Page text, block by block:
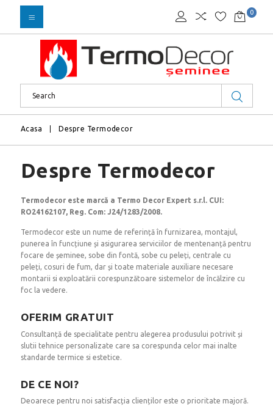
0
Acasa Despre Termodecor
Despre Termodecor
Termodecor este marcă a Termo Decor Expert s.r.l. CUI:
RO24162107, Reg. Com: J24/1283/2008.
Termodecor este un nume de referință în furnizarea, montajul,
punerea în funcțiune și asigurarea serviciilor de mentenanță pentru
focare de șeminee, sobe din fontă, sobe cu peleți, centrale cu
peleți, cosuri de fum, dar și toate materiale auxiliare necesare
montarii si exploatării corespunzătoare sistemelor de încălzire cu
foc la vedere.
OFERIM GRATUIT
Consultanță de specialitate pentru alegerea produsului potrivit și
slutii tehnice personalizate care sa corespunda celor mai inalte
standarde termice si estetice.
DE CE NOI?
Deoarece pentru noi satisfacția clienților este o prioritate majoră.